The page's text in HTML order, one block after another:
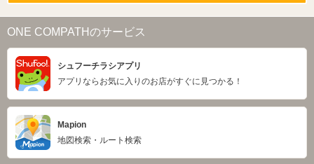
ONE COMPATHのサービス
シュフーチラシアプリ
アプリならお気に入りのお店がすぐに見つかる！
Mapion
地図検索・ルート検索